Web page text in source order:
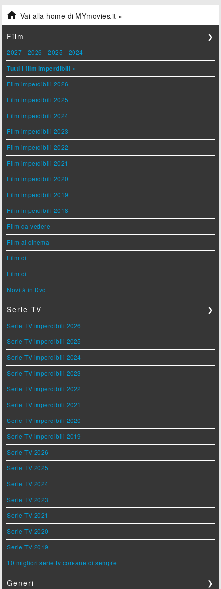
 Vai alla home di MYmovies.it »
Film ❯
2027 - 2026 -2025 - 2024
Tutti i film imperdibili »
Film imperdibili 2026
Film imperdibili 2025
Film imperdibili 2024
Film imperdibili 2023
Film imperdibili 2022
Film imperdibili 2021
Film imperdibili 2020
Film imperdibili 2019
Film imperdibili 2018
Film da vedere
Film al cinema
Film di
Film di
Novità in Dvd
Serie TV ❯
Serie TV imperdibili 2026
Serie TV imperdibili 2025
Serie TV imperdibili 2024
Serie TV imperdibili 2023
Serie TV imperdibili 2022
Serie TV imperdibili 2021
Serie TV imperdibili 2020
Serie TV imperdibili 2019
Serie TV 2026
Serie TV 2025
Serie TV 2024
Serie TV 2023
Serie TV 2021
Serie TV 2020
Serie TV 2019
10 migliori serie tv coreane di sempre
Generi ❯